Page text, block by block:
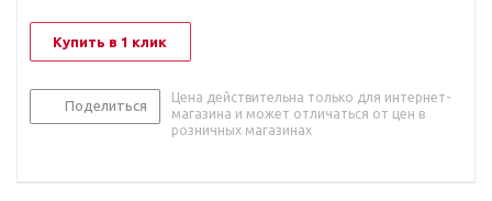
Купить в 1 клик
Поделиться
Цена действительна только для интернет-
магазина и может отличаться от цен в
розничных магазинах